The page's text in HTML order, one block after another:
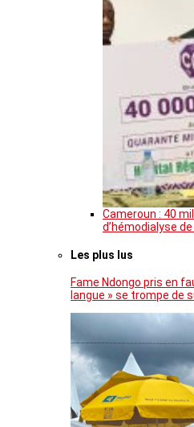
Cameroun : 40
d’hémodialyse
Les plus lus
Fame Ndongo pris en
langue » se trompe de